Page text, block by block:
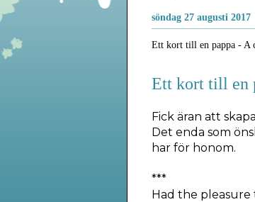
söndag 27 augusti 2017
Ett kort till en pappa - A
Ett kort till en
Fick äran att
Det enda som
har för honom.
***
Had the